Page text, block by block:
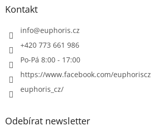
Kontakt
info@euphoris.cz
+420 773 661 986
Po-Pá 8:00 - 17:00
https://www.facebook.com/euphoriscz
euphoris_cz/
Odebírat newsletter